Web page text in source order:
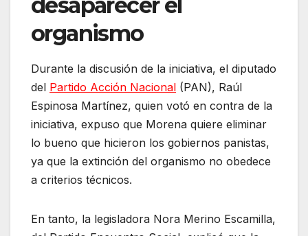
organismo
Durante la discusión de la iniciativa, el diputado
del Partido Acción Nacional (PAN), Raúl
Espinosa Martínez, quien votó en contra de la
iniciativa, expuso que Morena quiere eliminar
lo bueno que hicieron los gobiernos panistas,
ya que la extinción del organismo no obedece
a criterios técnicos.
En tanto, la legisladora Nora Merino Escamilla,